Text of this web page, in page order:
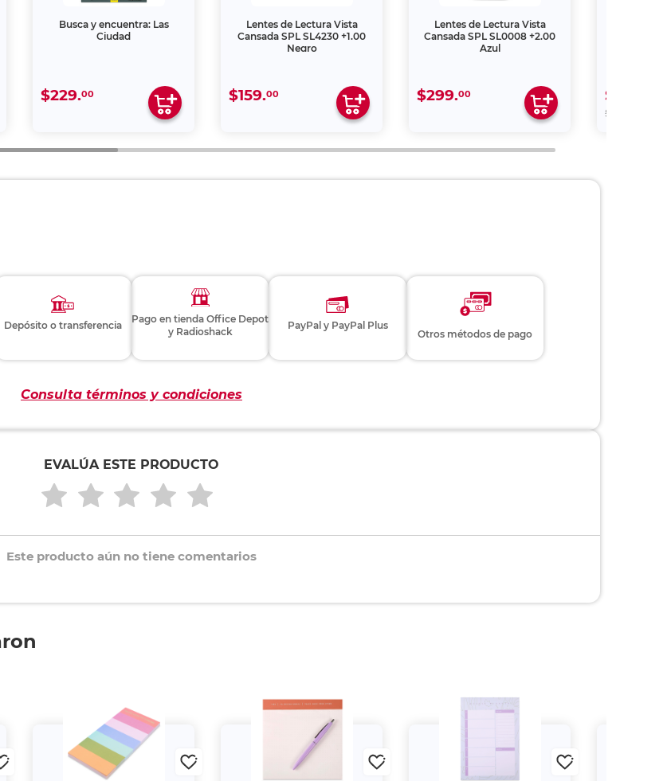
Busca y encuentra: Las
Ciudad
$229.00
Lentes de Lectura Vista
Cansada SPL SL4230 +1.00
Negro
$159.00
Lentes de Lectura Vista
Cansada SPL SL0008 +2.00
Azul
$299.00 $28.
$32.
Depósito o transferencia
Pago en tienda Office Depot
y Radioshack
PayPal y PayPal Plus
Otros métodos de pago
Consulta términos y condiciones
EVALÚA ESTE PRODUCTO
Este producto aún no tiene comentarios